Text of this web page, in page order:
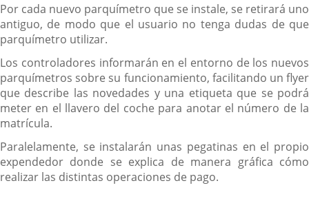
Por cada nuevo parquímetro que se instale, se retirará uno
antiguo, de modo que el usuario no tenga dudas de que
parquímetro utilizar.
Los controladores informarán en el entorno de los nuevos
parquímetros sobre su funcionamiento, facilitando un flyer
que describe las novedades y una etiqueta que se podrá
meter en el llavero del coche para anotar el número de la
matrícula.
Paralelamente, se instalarán unas pegatinas en el propio
expendedor donde se explica de manera gráfica cómo
realizar las distintas operaciones de pago.